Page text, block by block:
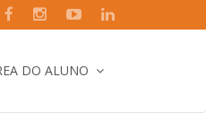
DO ALUNO